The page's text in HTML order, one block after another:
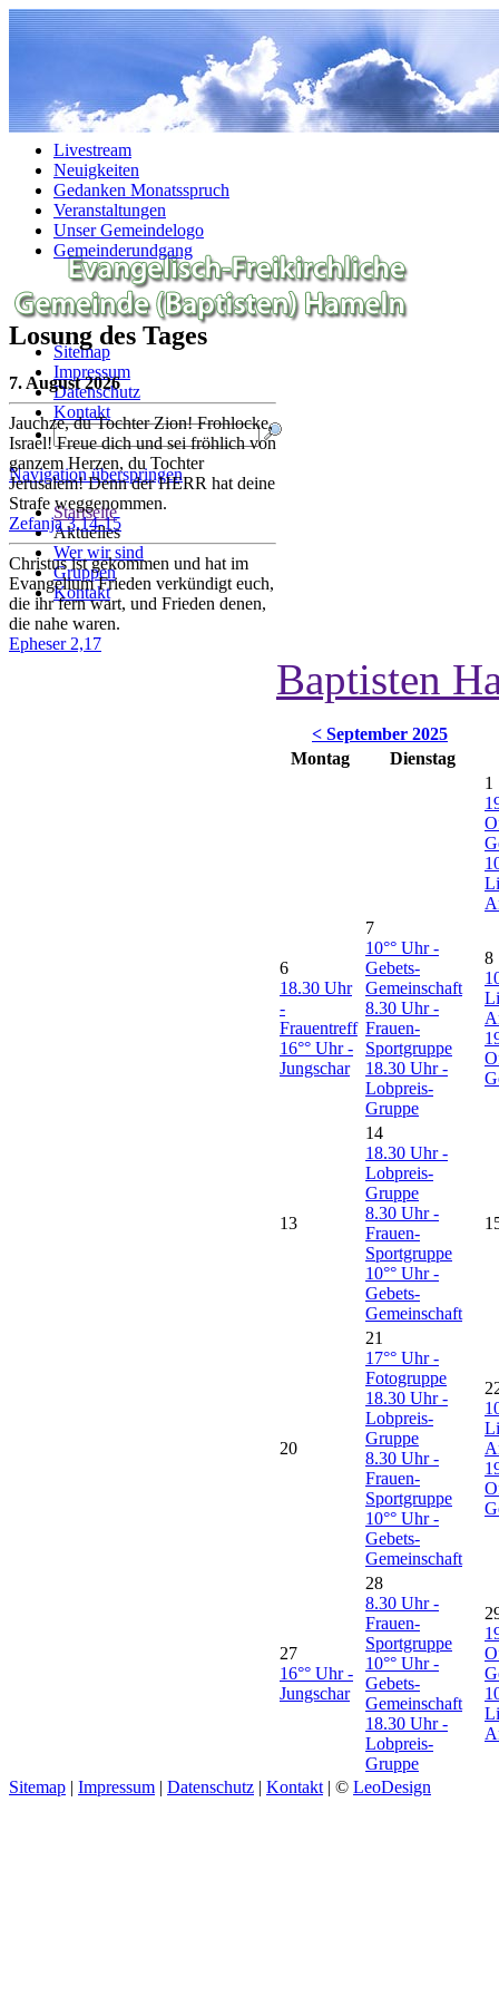
Sitemap
Impressum
Datenschutz
Kontakt
Navigation überspringen
Startseite
Aktuelles
Wer wir sind
Gruppen
Kontakt
Navigation überspringen
Livestream
Neuigkeiten
Gedanken Monatsspruch
Veranstaltungen
Unser Gemeindelogo
Gemeinderundgang
Losung des Tages
7. August 2026
Jauchze, du Tochter Zion! Frohlocke,
Israel! Freue dich und sei fröhlich von
ganzem Herzen, du Tochter
Jerusalem! Denn der HERR hat deine
Strafe weggenommen.
Zefanja 3,14-15
Christus ist gekommen und hat im
Evangelium Frieden verkündigt euch,
die ihr fern wart, und Frieden denen,
die nahe waren.
Epheser 2,17
Baptisten
< September 2025
Montag
Dienstag
1
6
18.30 Uhr
-
Frauentreff
16°° Uhr -
Jungschar
7
10°° Uhr -
Gebets-
Gemeinschaft
8.30 Uhr -
Frauen-
Sportgruppe
18.30 Uhr -
Lobpreis-
Gruppe
8
13
14
18.30 Uhr -
Lobpreis-
Gruppe
8.30 Uhr -
Frauen-
Sportgruppe
10°° Uhr -
Gebets-
Gemeinschaft
20
21
17°° Uhr -
Fotogruppe
18.30 Uhr -
Lobpreis-
Gruppe
8.30 Uhr -
Frauen-
Sportgruppe
10°° Uhr -
Gebets-
Gemeinschaft
27
16°° Uhr -
Jungschar
28
8.30 Uhr -
Frauen-
Sportgruppe
10°° Uhr -
Gebets-
Gemeinschaft
18.30 Uhr -
Lobpreis-
Gruppe
Sitemap | Impressum | Datenschutz | Kontakt | © LeoDesign